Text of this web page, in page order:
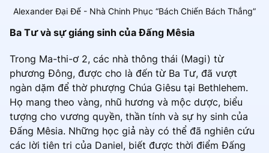
Alexander Đại Đế - Nhà Chinh Phục “Bách Chiến Bách Thắng”
Ba Tư và sự giáng sinh của Đấng Mêsia
Trong Ma-thi-ơ 2, các nhà thông thái (Magi) từ
phương Đông, được cho là đến từ Ba Tư, đã vượt
ngàn dặm để thờ phượng Chúa Giêsu tại Bethlehem.
Họ mang theo vàng, nhũ hương và mộc dược, biểu
tượng cho vương quyền, thần tính và sự hy sinh của
Đấng Mêsia. Những học giả này có thể đã nghiên cứu
các lời tiên tri của Daniel, biết được thời điểm Đấng